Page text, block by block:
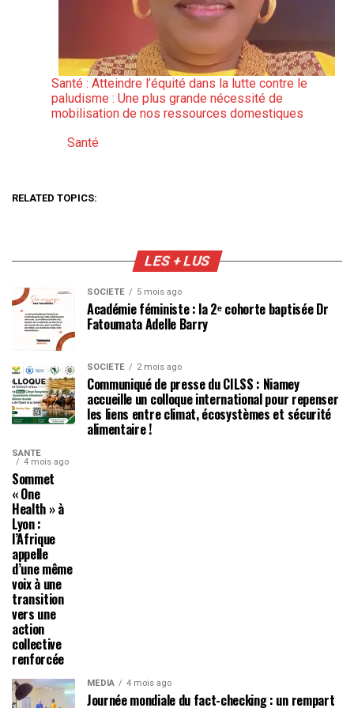
Santé : Atteindre l’équité dans la lutte contre le
paludisme : Une plus grande nécessité de
mobilisation de nos ressources domestiques
Par rapport à
Santé
RELATED TOPICS:
LES + LUS
SOCIÉTÉ 5 mois ago
Académie féministe : la 2ᵉ cohorte baptisée Dr
Fatoumata Adelle Barry
SOCIÉTÉ 2 mois ago
Communiqué de presse du CILSS : Niamey
accueille un colloque international pour repenser
les liens entre climat, écosystèmes et sécurité
alimentaire !
SANTÉ
4 mois ago
Sommet
« One
Health » à
Lyon :
l’Afrique
appelle
d’une même
voix à une
transition
vers une
action
collective
renforcée
MÉDIA 4 mois ago
Journée mondiale du fact-checking : un rempart